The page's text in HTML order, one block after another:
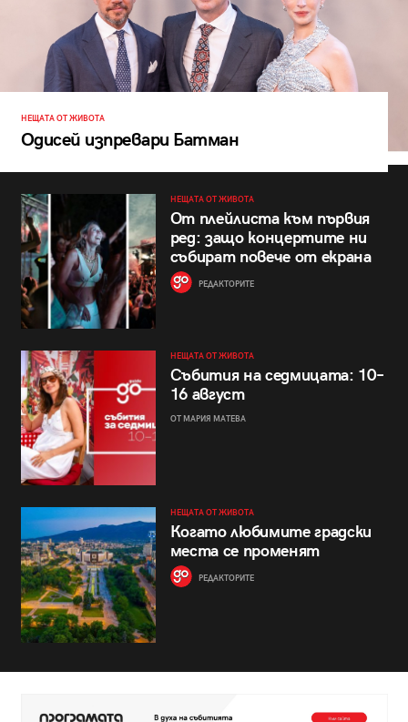
НЕЩАТА ОТ ЖИВОТА
Одисей изпревари Батман
НЕЩАТА ОТ ЖИВОТА
От плейлиста към първия
ред: защо концертите ни
събират повече от екрана
РЕДАКТОРИТЕ
НЕЩАТА ОТ ЖИВОТА
Събития на седмицата: 10–
16 август
ОТ МАРИЯ МАТЕВА
НЕЩАТА ОТ ЖИВОТА
Когато любимите градски
места се променят
РЕДАКТОРИТЕ